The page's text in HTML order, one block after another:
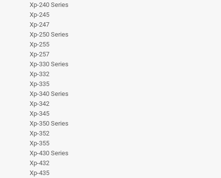
Xp-240 Series
Xp-245
Xp-247
Xp-250 Series
Xp-255
Xp-257
Xp-330 Series
Xp-332
Xp-335
Xp-340 Series
Xp-342
Xp-345
Xp-350 Series
Xp-352
Xp-355
Xp-430 Series
Xp-432
Xp-435